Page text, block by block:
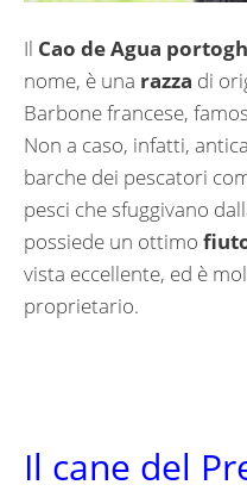
Il Cao de Agua
nome, è una razza di
Barbone francese,
Non a caso, infatti,
barche dei pescatori
pesci che sfuggivano
possiede un ottimo
vista eccellente, ed è
proprietario.
Il cane del